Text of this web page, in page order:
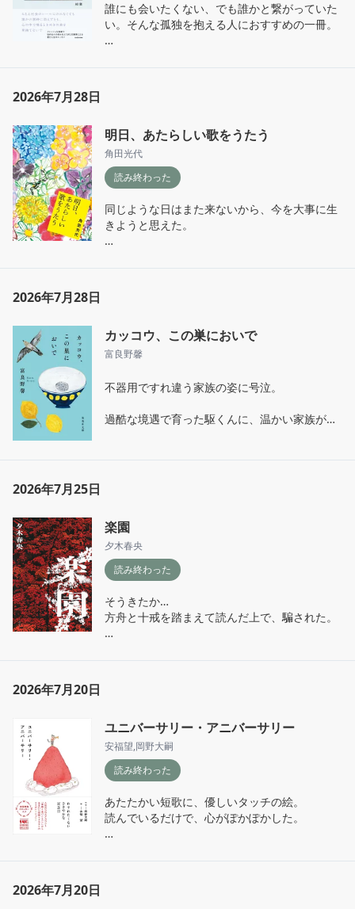
誰にも会いたくない、でも誰かと繋がっていた
い。そんな孤独を抱える人におすすめの一冊。
2026年7月28日
明日、あたらしい歌をうたう
角田光代
読み終わった
同じような日はまた来ないから、今を大事に生
きようと思えた。
2026年7月28日
カッコウ、この巣においで
富良野馨
不器用ですれ違う家族の姿に号泣。
過酷な境遇で育った駆くんに、温かい家族が集
2026年7月25日
楽園
夕木春央
読み終わった
そうきたか…
方舟と十戒を踏まえて読んだ上で、騙された。
2026年7月20日
ユニバーサリー・アニバーサリー
安福望,岡野大嗣
読み終わった
あたたかい短歌に、優しいタッチの絵。
読んでいるだけで、心がぽかぽかした。
2026年7月20日